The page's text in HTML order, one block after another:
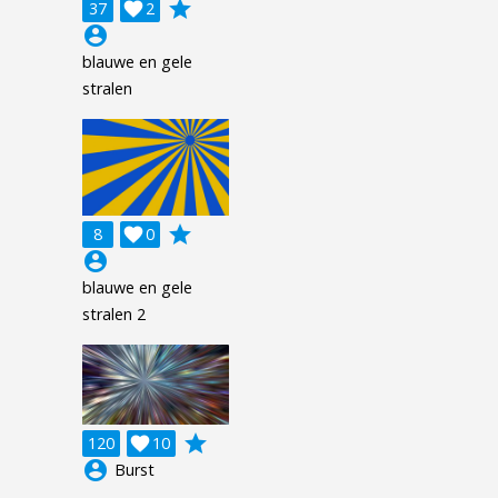
37 2

grade
account_circle
blauwe en gele
stralen
8 0

grade
account_circle
blauwe en gele
stralen 2
120 10

grade
account_circle Burst